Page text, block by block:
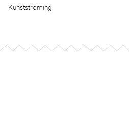
Kunststroming